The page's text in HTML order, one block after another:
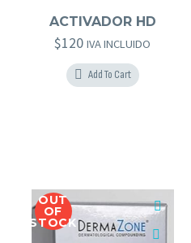
ACTIVADOR HD
$120 IVA INCLUIDO
Add To Cart
OUT
OF
STOCK